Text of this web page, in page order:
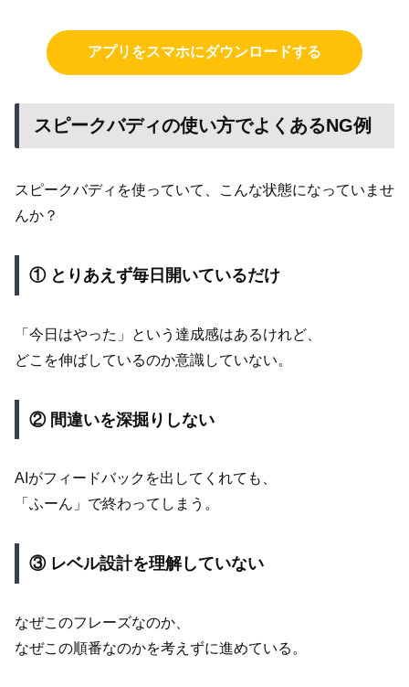
アプリをスマホにダウンロードする
スピークバディの使い方でよくあるNG例
スピークバディを使っていて、こんな状態になっていませ
んか？
① とりあえず毎日開いているだけ
「今日はやった」という達成感はあるけれど、
どこを伸ばしているのか意識していない。
② 間違いを深掘りしない
AIがフィードバックを出してくれても、
「ふーん」で終わってしまう。
③ レベル設計を理解していない
なぜこのフレーズなのか、
なぜこの順番なのかを考えずに進めている。